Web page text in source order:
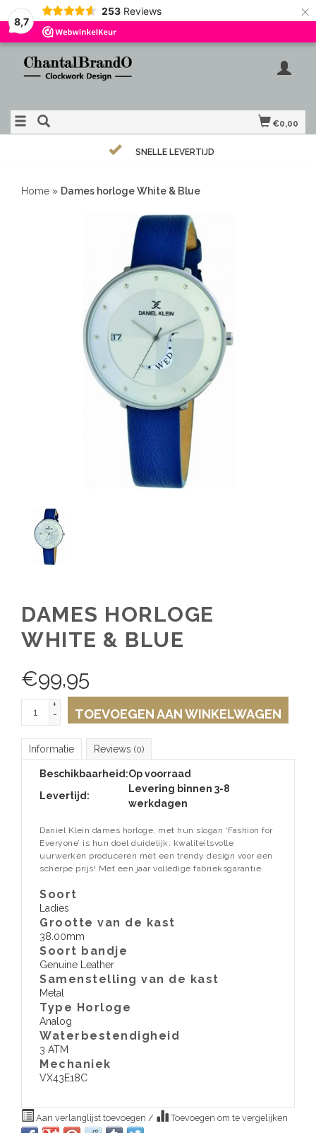
8,7
253 Reviews ×
€0,00
SNELLE LEVERTIJD
Home » Dames horloge White & Blue
DAMES HORLOGE
WHITE & BLUE
€99,95
+
-
TOEVOEGEN AAN WINKELWAGEN
Informatie Reviews (0)
Beschikbaarheid:Op voorraad
Levertijd:
Levering binnen 3-8
werkdagen
Daniel Klein dames horloge, met hun slogan ‘Fashion for
Everyone’ is hun doel duidelijk: kwaliteitsvolle
uurwerken produceren met een trendy design voor een
scherpe prijs! Met een jaar volledige fabrieksgarantie.
Soort
Ladies
Grootte van de kast
38.00mm
Soort bandje
Genuine Leather
Samenstelling van de kast
Metal
Type Horloge
Analog
Waterbestendigheid
3 ATM
​Mechaniek
VX43E18C
Aan verlanglijst toevoegen / Toevoegen om te vergelijken